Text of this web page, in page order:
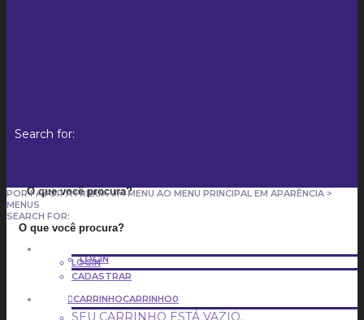
Search for:
LOGIN
POR FAVOR ATRIBUA UM MENU AO MENU PRINCIPAL EM APARÊNCIA >
MENUS
SEARCH FOR:
LOGIN
CADASTRAR
CARRINHOCARRINHO0
SEU CARRINHO ESTÁ VAZIO.